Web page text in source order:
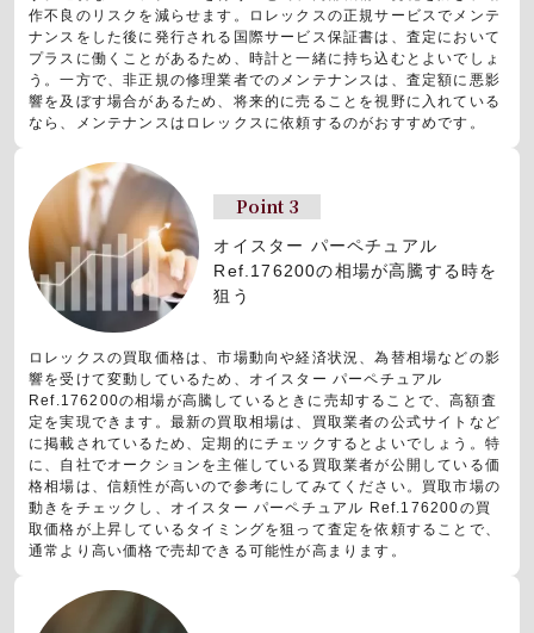
作不良のリスクを減らせます。ロレックスの正規サービスでメンテ
ナンスをした後に発行される国際サービス保証書は、査定において
プラスに働くことがあるため、時計と一緒に持ち込むとよいでしょ
う。一方で、非正規の修理業者でのメンテナンスは、査定額に悪影
響を及ぼす場合があるため、将来的に売ることを視野に入れている
なら、メンテナンスはロレックスに依頼するのがおすすめです。
Point 3
オイスター パーペチュアル
Ref.176200の相場が高騰する時を
狙う
ロレックスの買取価格は、市場動向や経済状況、為替相場などの影
響を受けて変動しているため、オイスター パーペチュアル
Ref.176200の相場が高騰しているときに売却することで、高額査
定を実現できます。最新の買取相場は、買取業者の公式サイトなど
に掲載されているため、定期的にチェックするとよいでしょう。特
に、自社でオークションを主催している買取業者が公開している価
格相場は、信頼性が高いので参考にしてみてください。買取市場の
動きをチェックし、オイスター パーペチュアル Ref.176200の買
取価格が上昇しているタイミングを狙って査定を依頼することで、
通常より高い価格で売却できる可能性が高まります。